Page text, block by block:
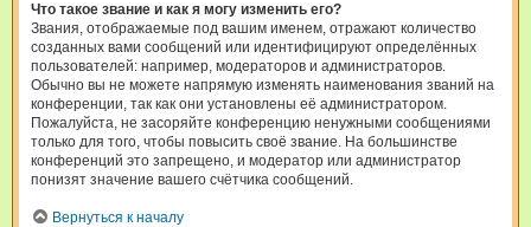
Что такое звание и как я могу изменить его?
Звания, отображаемые под вашим именем, отражают количество
созданных вами сообщений или идентифицируют определённых
пользователей: например, модераторов и администраторов.
Обычно вы не можете напрямую изменять наименования званий на
конференции, так как они установлены её администратором.
Пожалуйста, не засоряйте конференцию ненужными сообщениями
только для того, чтобы повысить своё звание. На большинстве
конференций это запрещено, и модератор или администратор
понизят значение вашего счётчика сообщений.
Вернуться к началу